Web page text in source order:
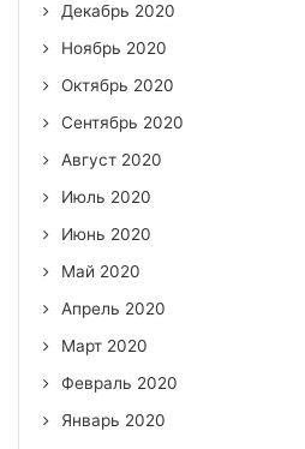
Декабрь 2020
Ноябрь 2020
Октябрь 2020
Сентябрь 2020
Август 2020
Июль 2020
Июнь 2020
Май 2020
Апрель 2020
Март 2020
Февраль 2020
Январь 2020